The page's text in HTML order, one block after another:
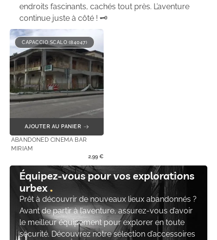
endroits fascinants, cachés tout près. L’aventure
continue juste à côté ! 🗝️
CAPACCIO SCALO (84047)
AJOUTER AU PANIER
ABANDONED CINEMA BAR
MIRIAM
2,99 €
Équipez-vous pour vos explorations
urbex
Prêt à découvrir de nouveaux lieux abandonnés ?
Avant de partir à l’aventure, assurez-vous d’avoir
le meilleur équipement pour explorer en toute
sécurité. Découvrez notre sélection d’accessoires